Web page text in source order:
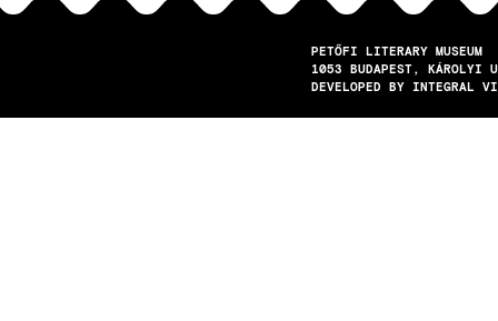
PETŐFI LITERARY MUSEUM
1053
BUDAPEST
KÁROLYI
DEVELOPED BY INTEGRAL